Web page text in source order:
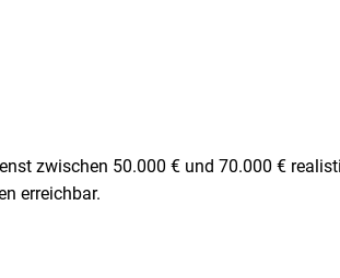
zwischen 50.000 € und 70.000 €
erreichbar.